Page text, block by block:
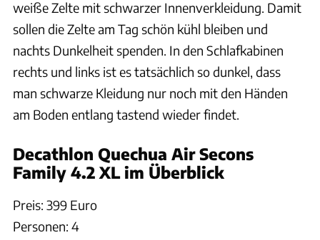
weiße Zelte mit schwarzer Innenverkleidung. Damit
sollen die Zelte am Tag schön kühl bleiben und
nachts Dunkelheit spenden. In den Schlafkabinen
rechts und links ist es tatsächlich so dunkel, dass
man schwarze Kleidung nur noch mit den Händen
am Boden entlang tastend wieder findet.
Decathlon Quechua Air Secons
Family 4.2 XL im Überblick
Preis: 399 Euro
Personen: 4